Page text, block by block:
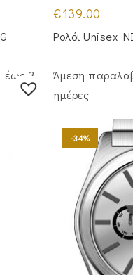
€139.00
Ρολόι Unisex
έως 3
Άμεση
ημέρες
-34%